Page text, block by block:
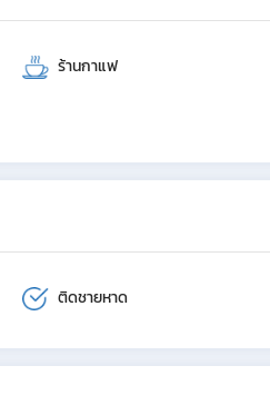
ร้านกาแฟ
ติดชายหาด